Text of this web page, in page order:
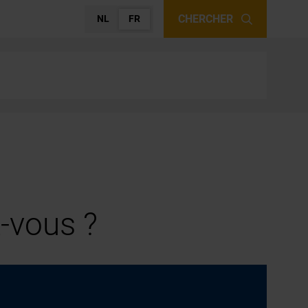
NL FR CHERCHER
?